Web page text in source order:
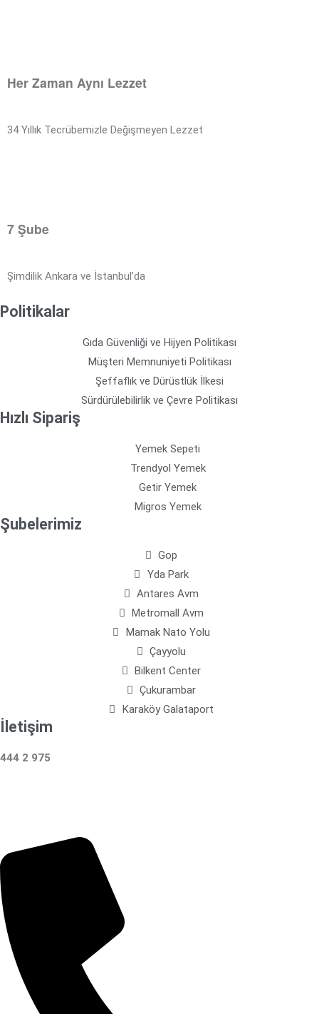
Her Zaman Aynı Lezzet
34 Yıllık Tecrübemizle Değişmeyen Lezzet
7 Şube
Şimdilik Ankara ve İstanbul’da
Politikalar
Gıda Güvenliği ve Hijyen Politikası
Müşteri Memnuniyeti Politikası
Şeffaflık ve Dürüstlük İlkesi
Sürdürülebilirlik ve Çevre Politikası
Hızlı Sipariş
Yemek Sepeti
Trendyol Yemek
Getir Yemek
Migros Yemek
Şubelerimiz
Gop
Yda Park
Antares Avm
Metromall Avm
Mamak Nato Yolu
Çayyolu
Bilkent Center
Çukurambar
Karaköy Galataport
İletişim
444 2 975